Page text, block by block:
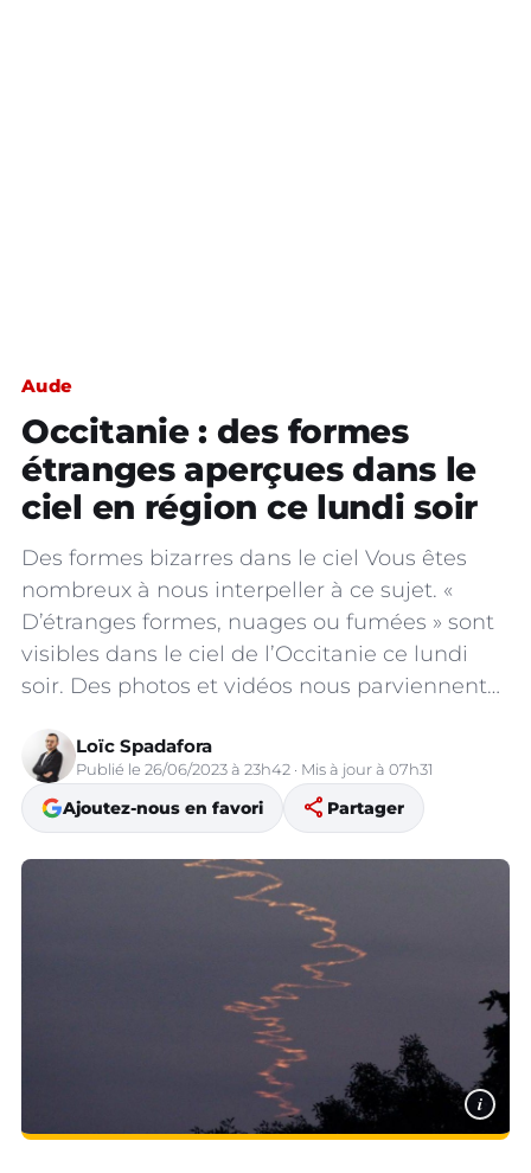
Aude
Occitanie : des formes
étranges aperçues dans le
ciel en région ce lundi soir
Des formes bizarres dans le ciel Vous êtes
nombreux à nous interpeller à ce sujet. «
D’étranges formes, nuages ou fumées » sont
visibles dans le ciel de l’Occitanie ce lundi
soir. Des photos et vidéos nous parviennent…
Loïc Spadafora
Publié le 26/06/2023 à 23h42 · Mis à jour à 07h31
Ajoutez-nous en favori share Partager
i